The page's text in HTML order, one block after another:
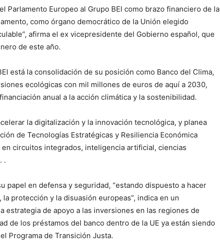
Parlamento Europeo al Grupo BEI como brazo financiero de la
como órgano democrático de la Unión elegido
afirma el ex vicepresidente del Gobierno español, que
de este año.
está la consolidación de su posición como Banco del Clima,
ecológicas con mil millones de euros de aquí a 2030,
anual a la acción climática y la sostenibilidad.
la digitalización y la innovación tecnológica, y planea
de Tecnologías Estratégicas y Resiliencia Económica
en circuitos integrados, inteligencia artificial, ciencias
.
papel en defensa y seguridad, “estando dispuesto a hacer
protección y la disuasión europeas”, indica en un
estrategia de apoyo a las inversiones en las regiones de
de los préstamos del banco dentro de la UE ya están siendo
Programa de Transición Justa.